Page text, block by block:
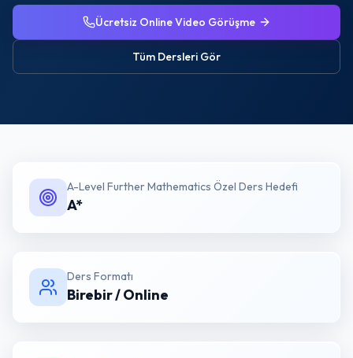
Ücretsiz Online Video Görüşme
Tüm Dersleri Gör
A-Level Further Mathematics Özel Ders Hedefi
A*
Ders Formatı
Birebir / Online